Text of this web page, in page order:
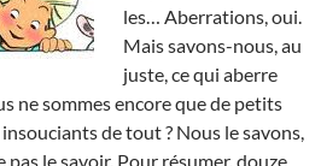
les… Aberrations, oui.
Mais savons-nous, au
juste, ce qui aberre
ne sommes encore que de petits
de tout ? Nous le savons,
le savoir. Pour résumer, douze